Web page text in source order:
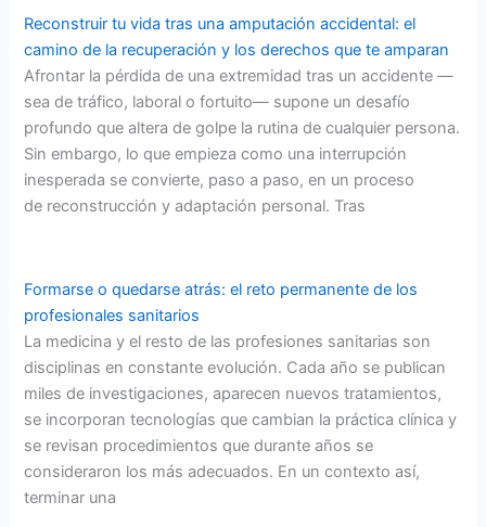
Reconstruir tu vida tras una amputación accidental: el
camino de la recuperación y los derechos que te amparan
Afrontar la pérdida de una extremidad tras un accidente —
sea de tráfico, laboral o fortuito— supone un desafío
profundo que altera de golpe la rutina de cualquier persona.
Sin embargo, lo que empieza como una interrupción
inesperada se convierte, paso a paso, en un proceso
de reconstrucción y adaptación personal. Tras
Formarse o quedarse atrás: el reto permanente de los
profesionales sanitarios
La medicina y el resto de las profesiones sanitarias son
disciplinas en constante evolución. Cada año se publican
miles de investigaciones, aparecen nuevos tratamientos,
se incorporan tecnologías que cambian la práctica clínica y
se revisan procedimientos que durante años se
consideraron los más adecuados. En un contexto así,
terminar una